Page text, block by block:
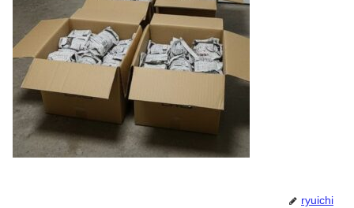
ryuichi